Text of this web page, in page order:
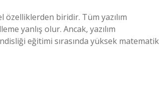
biridir. Tüm yazılım
yanlış olur. Ancak, yazılım
eğitimi sırasında yüksek matematik